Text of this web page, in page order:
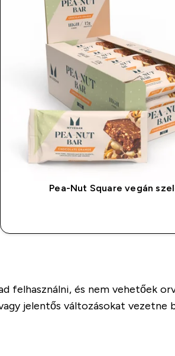
Pea-Nut Square vegán
felhasználni, és nem vehetőek
jelentős változásokat vezetne